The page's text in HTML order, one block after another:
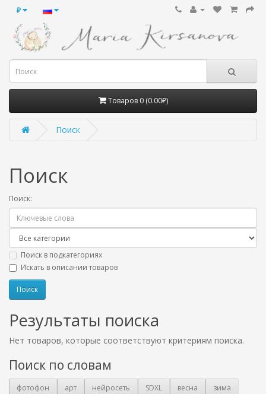
₽
Товаров 0 (0.00₽)
Поиск
Поиск
Поиск:
Поиск в подкатегориях
Искать в описании товаров
Результаты поиска
Нет товаров, которые соответствуют критериям поиска.
Поиск по словам
фотофон арт нейросеть SDXL весна
зима